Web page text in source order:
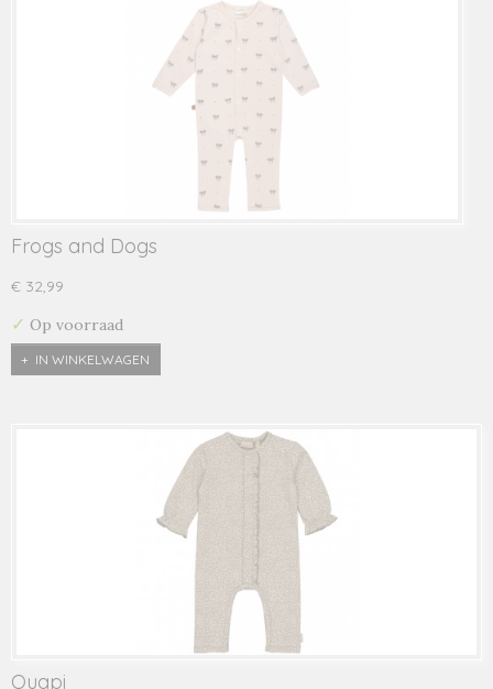
Frogs and Dogs
€ 32,99
✓ Op voorraad
IN WINKELWAGEN
Quapi